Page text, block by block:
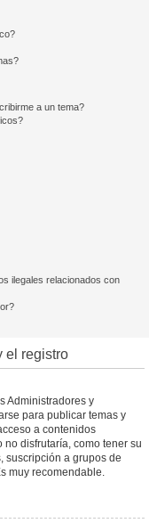
a un tema?
ilegales relacionados con
el registro
Administradores y
para publicar temas y
a contenidos
disfrutaría, como tener su
suscripción a grupos de
muy recomendable.